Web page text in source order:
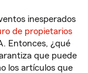
inesperados
de propietarios
Entonces, ¿qué
que puede
los artículos que